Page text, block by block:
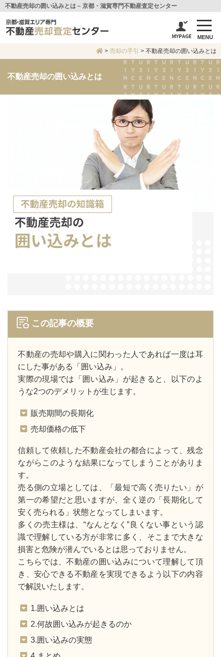
不動産売却の囲い込みとは – 京都・滋賀専門不動産査定センター
MENU
> 売却の手引 > 不動産売却の囲い込みとは
不動産売却の囲い込みとは
この記事の概要
不動産の売却や購入に関わった人であれば⼀度は耳
にした事がある「囲い込み」。
実際の現場では「囲い込み」が起きると、以下のよ
うな2つのデメリットが生じます。
販売期間の長期化
売却価格の低下
信頼して依頼した不動産会社の都合によって、残念
ながらこのような結果になってしまうことがありま
す。
売る側の立場としては、「最短で高く売りたい」が
第⼀の希望だと思いますが、全く逆の「長期化して
安く売られる」状態となってしまいます。
多くの売主様は、“なんとなく”良くない事という認
識で理解している方が非常に多く、そこまで大きな
損害と危険が潜んでいるとは思っておりません。
こちらでは、不動産の囲い込みについて理解して頂
き、安心できる不動産を実現できるよう以下の内容
で解説いたします。
1.囲い込みとは
2.何故囲い込みが起きるのか
3.囲い込みの実態